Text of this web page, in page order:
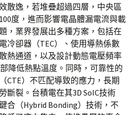
散逸，若堆疊超過四層，中央區
度，進而影響電晶體漏電流與載
，業界發展出多種方案，包括在
冷卻器（TEC）、使用導熱係數
熱通道，以及設計動態電壓頻率
降低熱點溫度。同時，可靠性的
CTE）不匹配導致的應力，長期
斷裂。台積電在其3D SoIC技術
合（Hybrid Bonding）技術，不